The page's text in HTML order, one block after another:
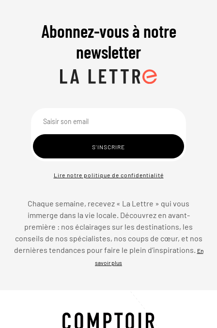
Abonnez-vous à notre
newsletter
Lire notre politique de confidentialité
Chaque semaine, recevez « La Lettre » qui vous
immerge dans la vie locale. Découvrez en avant-
première : nos éclairages sur les destinations, les
conseils de nos spécialistes, nos coups de cœur, et nos
dernières tendances pour faire le plein d’inspirations. En
savoir plus